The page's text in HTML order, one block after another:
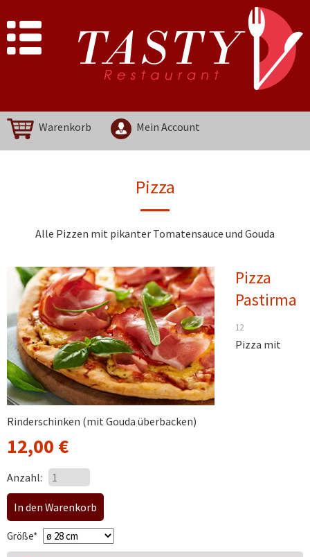
Warenkorb Mein Account
Pizza
Alle Pizzen mit pikanter Tomatensauce und Gouda
Pizza
Pastirma
12
Pizza mit
Rinderschinken (mit Gouda überbacken)
12,00 €
Anzahl:
Pflichtfeld
Größe*